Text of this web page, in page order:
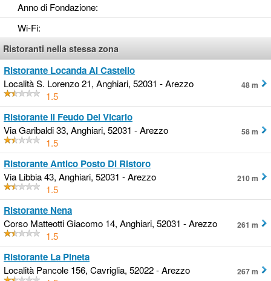
Anno di Fondazione:
Wi-Fi:
Ristoranti nella stessa zona
Ristorante Locanda Al Castello
Località S. Lorenzo 21, Anghiari, 52031 - Arezzo
1.5
48 m
Ristorante Il Feudo Del Vicario
Via Garibaldi 33, Anghiari, 52031 - Arezzo
1.5
58 m
Ristorante Antico Posto Di Ristoro
Via Libbia 43, Anghiari, 52031 - Arezzo
1.5
210 m
Ristorante Nena
Corso Matteotti Giacomo 14, Anghiari, 52031 - Arezzo
1.5
261 m
Ristorante La Pineta
Località Pancole 156, Cavriglia, 52022 - Arezzo
267 m